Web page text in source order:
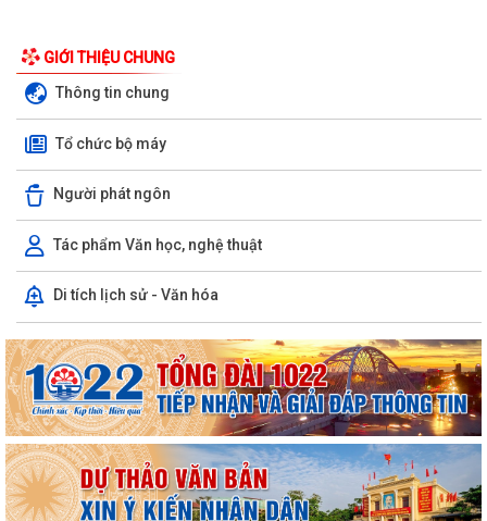
GIỚI THIỆU CHUNG
Thông tin chung
Tổ chức bộ máy
Người phát ngôn
Tác phẩm Văn học, nghệ thuật
Di tích lịch sử - Văn hóa
Công văn số 3385/UBND-KT ngày 29/7/2026 của UBND phường v/v
công khai Quyết định của Chủ tịch Ủy...
Tổ Đại biểu số 05 HĐND thành phố tiếp xúc cử tri sau Kỳ họp thường lệ
giữa năm 2026 HĐND thành phố...
Hội nghị tập huấn công tác Đoàn và phong trào thanh thiếu nhi năm